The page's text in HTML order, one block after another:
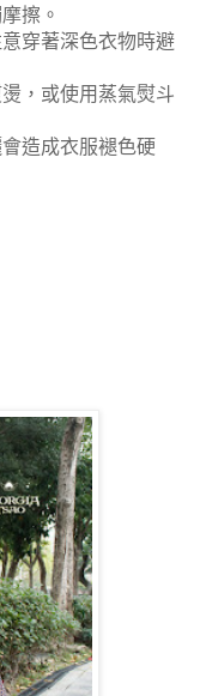
擦。
穿著深色衣物時避
，或使用蒸氣熨斗
造成衣服褪色硬